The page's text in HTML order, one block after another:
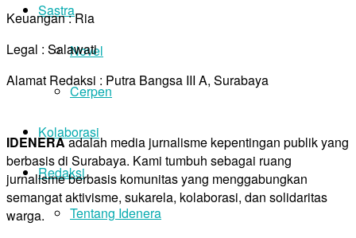
Sastra
Novel
Cerpen
Kolaborasi
Redaksi
Tentang Idenera
Keuangan : Ria
Legal : Salawati
Alamat Redaksi : Putra Bangsa III A, Surabaya
IDENERAadalah media jurnalisme kepentingan publik yang
berbasis di Surabaya. Kami tumbuh sebagai ruang
jurnalisme berbasis komunitas yang menggabungkan
semangat aktivisme, sukarela, kolaborasi, dan solidaritas
warga.